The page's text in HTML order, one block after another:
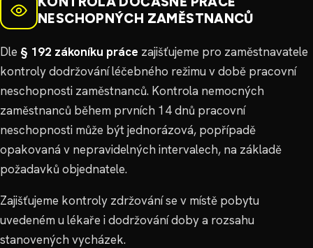
NESCHOPNÝCH ZAMĚSTNANCŮ
Dle § 192 zákoníku práce zajišťujeme pro zaměstnavatele
kontroly dodržování léčebného režimu v době pracovní
neschopnosti zaměstnanců. Kontrola nemocných
zaměstnanců během prvních 14 dnů pracovní
neschopnosti může být jednorázová, popřípadě
opakovaná v nepravidelných intervalech, na základě
požadavků objednatele.
Zajišťujeme kontroly zdržování se v místě pobytu
uvedeném u lékaře i dodržování doby a rozsahu
stanovených vycházek.